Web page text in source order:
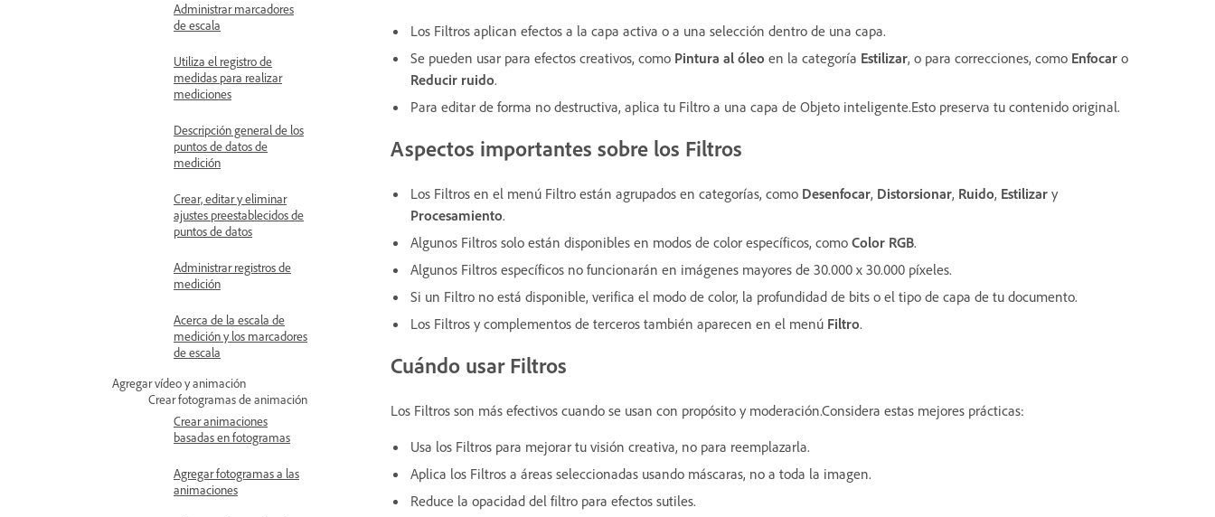
Administrar marcadores
de escala
Utiliza el registro de
medidas para realizar
mediciones
Descripción general de los
puntos de datos de
medición
Crear, editar y eliminar
ajustes preestablecidos de
puntos de datos
Administrar registros de
medición
Acerca de la escala de
medición y los marcadores
de escala
Agregar vídeo y animación
Crear fotogramas de animación
Crear animaciones
basadas en fotogramas
Agregar fotogramas a las
animaciones
Los Filtros aplican efectos a la capa activa o a una selección dentro de una capa.
Se pueden usar para efectos creativos, como Pintura al óleo en la categoría Estilizar, o para correcciones, como Enfocar o
Reducir ruido.
Para editar de forma no destructiva, aplica tu Filtro a una capa de Objeto inteligente.Esto preserva tu contenido original.
Aspectos importantes sobre los Filtros
Los Filtros en el menú Filtro están agrupados en categorías, como Desenfocar, Distorsionar, Ruido, Estilizar y
Procesamiento.
Algunos Filtros solo están disponibles en modos de color específicos, como Color RGB.
Algunos Filtros específicos no funcionarán en imágenes mayores de 30.000 x 30.000 píxeles.
Si un Filtro no está disponible, verifica el modo de color, la profundidad de bits o el tipo de capa de tu documento.
Los Filtros y complementos de terceros también aparecen en el menú Filtro.
Cuándo usar Filtros
Los Filtros son más efectivos cuando se usan con propósito y moderación.Considera estas mejores prácticas:
Usa los Filtros para mejorar tu visión creativa, no para reemplazarla.
Aplica los Filtros a áreas seleccionadas usando máscaras, no a toda la imagen.
Reduce la opacidad del filtro para efectos sutiles.